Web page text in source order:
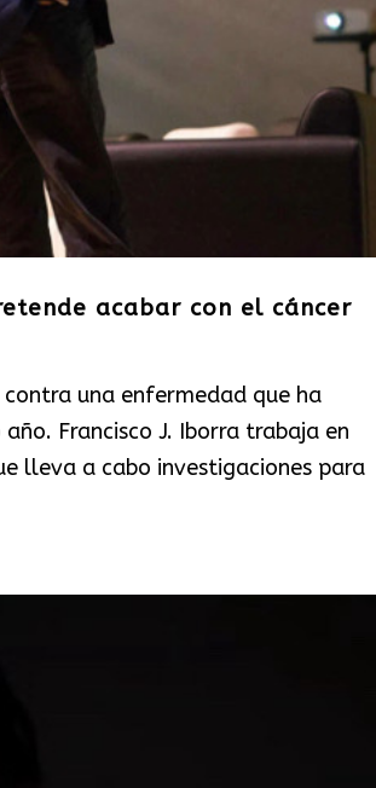
acabar con el cáncer
una enfermedad que ha
Francisco J. Iborra trabaja en
lleva a cabo investigaciones para